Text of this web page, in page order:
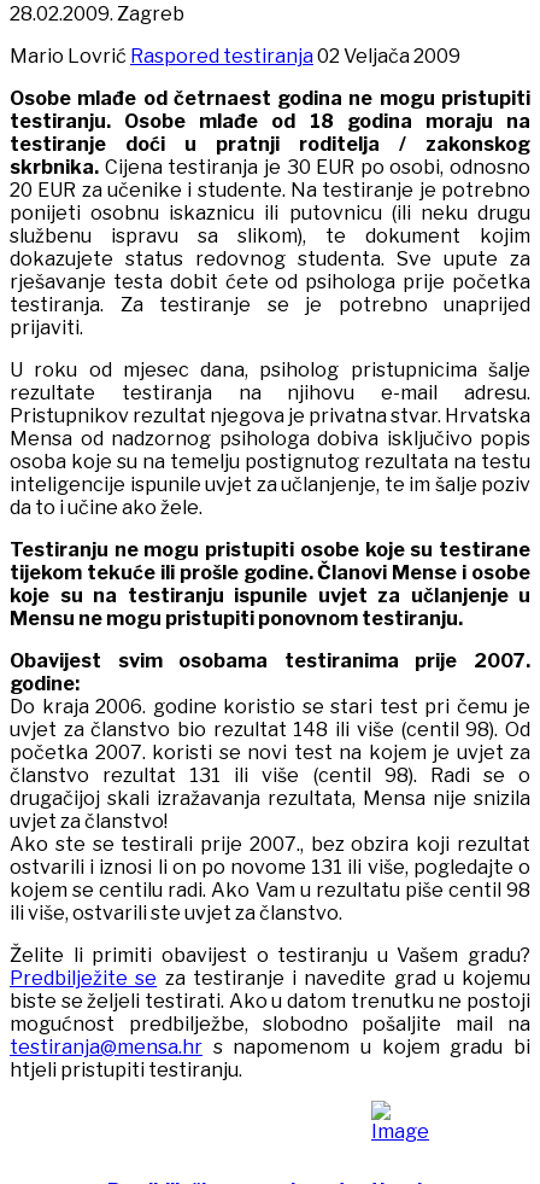
28.02.2009. Zagreb
Mario Lovrić Raspored testiranja02 Veljača 2009
Osobe mlađe od četrnaest godina ne mogu pristupiti
testiranju.
Osobe mlađe od 18 godina moraju na
testiranje doći u pratnji roditelja
/
zakonskog
skrbnika. Cijena testiranja je 30 EUR po osobi, odnosno
20 EUR za učenike i studente. Na testiranje je potrebno
ponijeti osobnu iskaznicu ili putovnicu (ili neku drugu
službenu ispravu sa slikom), te dokument kojim
dokazujete status redovnog studenta. Sve upute za
rješavanje testa dobit ćete od psihologa prije početka
testiranja. Za testiranje se je potrebno unaprijed
prijaviti.
U roku od mjesec dana, psiholog pristupnicima šalje
rezultate testiranja na njihovu e-mail adresu.
Pristupnikov rezultat njegova je privatna stvar. Hrvatska
Mensa od nadzornog psihologa dobiva isključivo popis
osoba koje su na temelju postignutog rezultata na testu
inteligencije ispunile uvjet za učlanjenje, te im šalje poziv
da to i učine ako žele.
Testiranju ne mogu pristupiti osobe koje su testirane
tijekom tekuće ili prošle godine. Članovi Mense i osobe
koje su na testiranju ispunile uvjet za učlanjenje u
Mensu ne mogu pristupiti ponovnom testiranju.
Obavijest svim osobama testiranima prije 2007.
godine:
Do kraja 2006. godine koristio se stari test pri čemu je
uvjet za članstvo bio rezultat 148 ili više (centil 98). Od
početka 2007. koristi se novi test na kojem je uvjet za
članstvo rezultat 131 ili više (centil 98). Radi se o
drugačijoj skali izražavanja rezultata, Mensa nije snizila
uvjet za članstvo!
Ako ste se testirali prije 2007., bez obzira koji rezultat
ostvarili i iznosi li on po novome 131 ili više, pogledajte o
kojem se centilu radi. Ako Vam u rezultatu piše centil 98
ili više, ostvarili ste uvjet za članstvo.
Želite li primiti obavijest o testiranju u Vašem gradu?
Predbilježite se za testiranje i navedite grad u kojemu
biste se željeli testirati. Ako u datom trenutku ne postoji
mogućnost predbilježbe, slobodno pošaljite mail na
testiranja@mensa.hr s napomenom u kojem gradu bi
htjeli pristupiti testiranju.